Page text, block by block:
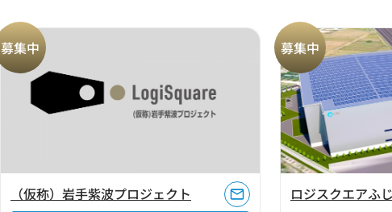
募集中
（仮称）岩手紫波プロジェクト
募集中
ロジスクエアふ